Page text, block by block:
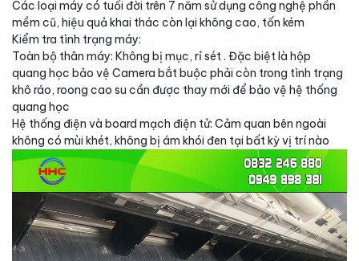
Các loại máy có tuổi đời trên 7 năm sử dụng công nghệ phần
mềm cũ, hiệu quả khai thác còn lại không cao, tốn kém
Kiểm tra tình trạng máy:
Toàn bộ thân máy: Không bị mục, rỉ sét . Đặc biệt là hộp
quang học bảo vệ Camera bắt buộc phải còn trong tình trạng
khô ráo, roong cao su cần được thay mới để bảo vệ hệ thống
quang học
Hệ thống điện và board mạch điện tử: Cảm quan bên ngoài
không có mùi khét, không bị ám khói đen tại bất kỳ vị trí nào